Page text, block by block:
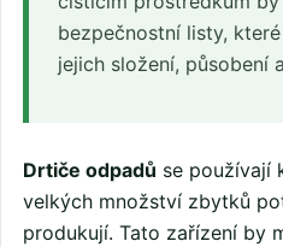
bezpečnostní listy,
jejich složení, působení
Drtiče odpadů se používají
velkých množství zbytků
produkují. Tato zařízení by